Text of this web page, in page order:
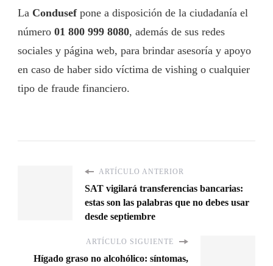
La Condusefpone a disposición de la ciudadanía el
número 01 800 999 8080, además de sus redes
sociales y página web, para brindar asesoría y apoyo
en caso de haber sido víctima de vishing o cualquier
tipo de fraude financiero.
ARTÍCULO ANTERIOR
SAT vigilará transferencias bancarias:
estas son las palabras que no debes usar
desde septiembre
ARTÍCULO SIGUIENTE
Hígado graso no alcohólico: síntomas,